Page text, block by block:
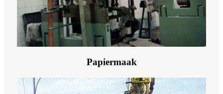
Papiermaak